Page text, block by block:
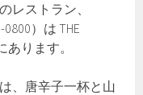
レストラン、
）は THE
あります。
、唐辛子一杯と山